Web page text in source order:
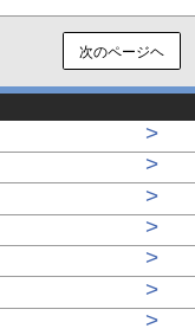
次のページヘ
>
>
>
>
>
>
>